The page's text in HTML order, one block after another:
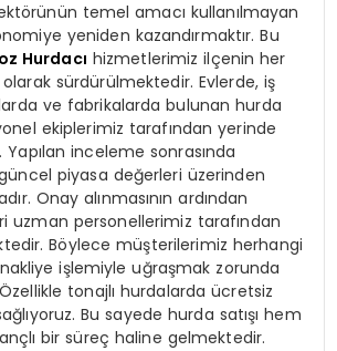
temel amacı kullanılmayan
yeniden kazandırmaktır. Bu
Hurdacı hizmetlerimiz ilçenin her
sürdürülmektedir. Evlerde, iş
ve fabrikalarda bulunan hurda
ekiplerimiz tarafından yerinde
inceleme sonrasında
piyasa değerleri üzerinden
Onay alınmasının ardından
uzman personellerimiz tarafından
Böylece müşterilerimiz herhangi
işlemiyle uğraşmak zorunda
tonajlı hurdalarda ücretsiz
Bu sayede hurda satışı hem
bir süreç haline gelmektedir.